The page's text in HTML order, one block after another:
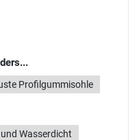
Profilgummisohle
Wasserdicht